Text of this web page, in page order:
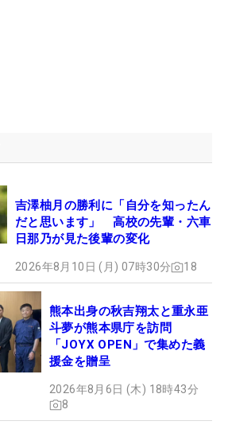
吉澤柚月の勝利に「自分を知ったん
だと思います」 高校の先輩・六車
日那乃が見た後輩の変化
2026年8月10日 (月) 07時30分 18
熊本出身の秋吉翔太と重永亜
斗夢が熊本県庁を訪問
「JOYX OPEN」で集めた義
援金を贈呈
2026年8月6日 (木) 18時43分
8